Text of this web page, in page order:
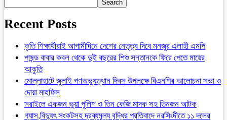
Search
Recent Posts
কৃতি শিক্ষার্থীরাই আগামীদিনে দেশের নেতৃত্ব দিবে মনজুর এলাহী এমপি
পাষন্ড বাবার কবল থেকে দুই বছরের শিশু সন্তানকে ফিরে পেতে মায়ের
আকুতি
মোল্লাহাটে জুলাই গণঅভ্যুত্থান দিবস উপলক্ষে বিএনপির আলোচনা সভা ও
দোয়া মাহফিল
সরাইলে একজন ভুয়া পুলিশ ও তিন কেজি মাদক সহ তিনজন আটক
গ্যাস,বিদ্যুৎ সংকটসহ দ্রব্যমূল্য বৃদ্ধির প্রতিবাদে নরসিংদীতে ১১ দলের